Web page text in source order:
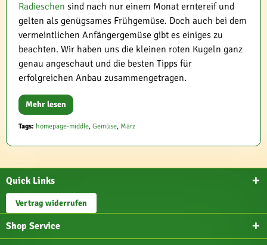
Radieschen sind nach nur einem Monat erntereif und
gelten als genügsames Frühgemüse. Doch auch bei dem
vermeintlichen Anfängergemüse gibt es einiges zu
beachten. Wir haben uns die kleinen roten Kugeln ganz
genau angeschaut und die besten Tipps für
erfolgreichen Anbau zusammengetragen.
Mehr lesen
Tags: homepage-middle, Gemüse, März
Quick Links
Vertrag widerrufen
Shop Service